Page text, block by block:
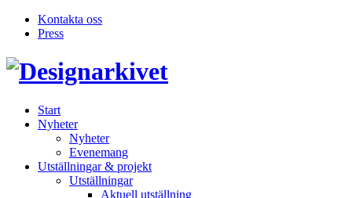
Kontakta oss
Press
Inläggsnavigering
Start
Nyheter
Nyheter
Evenemang
Utställningar & projekt
Utställningar
Aktuell utställning